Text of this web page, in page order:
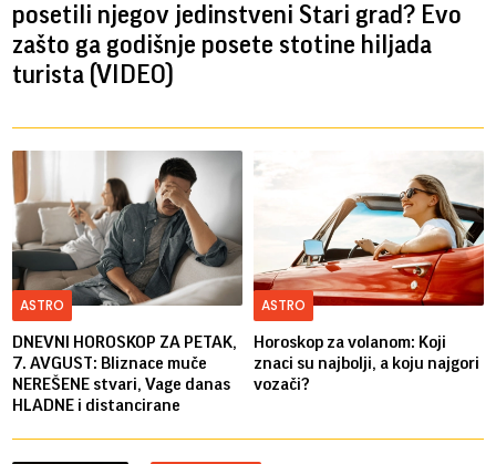
posetili njegov jedinstveni Stari grad? Evo
zašto ga godišnje posete stotine hiljada
turista (VIDEO)
ASTRO
DNEVNI HOROSKOP ZA PETAK,
7. AVGUST: Bliznace muče
NEREŠENE stvari, Vage danas
HLADNE i distancirane
ASTRO
Horoskop za volanom: Koji
znaci su najbolji, a koju najgori
vozači?